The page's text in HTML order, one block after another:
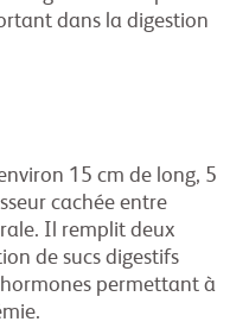
dans la digestion
15 cm de long, 5
cachée entre
Il remplit deux
de sucs digestifs
permettant à